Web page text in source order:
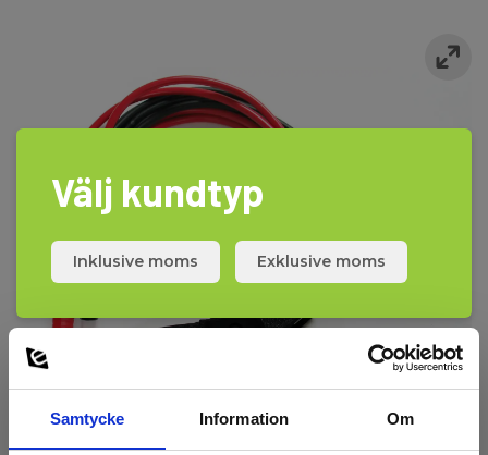
Samtycke Information Om
Välj kundtyp
Inklusive moms Exklusive moms